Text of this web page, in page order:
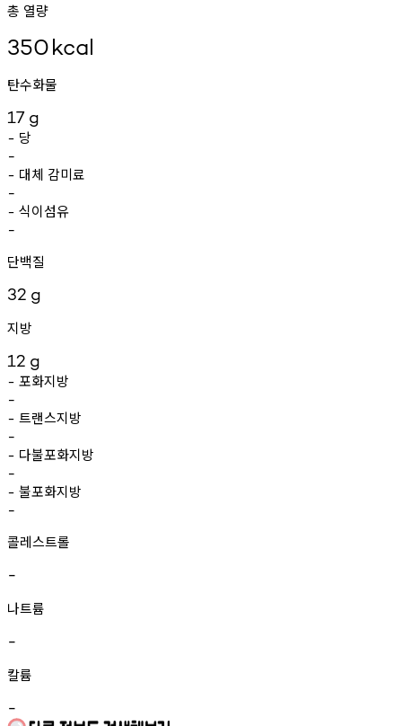
총 열량
350kcal
탄수화물
17 g
- 당
-
- 대체 감미료
-
- 식이섬유
-
단백질
32 g
지방
12 g
- 포화지방
-
- 트랜스지방
-
- 다불포화지방
-
- 불포화지방
-
콜레스트롤
-
나트륨
-
칼륨
-